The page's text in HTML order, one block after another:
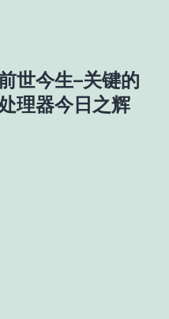
世今生–关键的
理器今日之辉